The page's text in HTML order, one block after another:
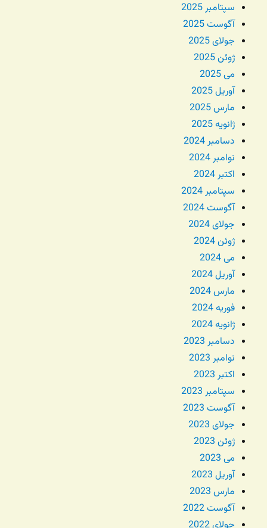
سپتامبر 2025
آگوست 2025
جولای 2025
ژوئن 2025
می 2025
آوریل 2025
مارس 2025
ژانویه 2025
دسامبر 2024
نوامبر 2024
اکتبر 2024
سپتامبر 2024
آگوست 2024
جولای 2024
ژوئن 2024
می 2024
آوریل 2024
مارس 2024
فوریه 2024
ژانویه 2024
دسامبر 2023
نوامبر 2023
اکتبر 2023
سپتامبر 2023
آگوست 2023
جولای 2023
ژوئن 2023
می 2023
آوریل 2023
مارس 2023
آگوست 2022